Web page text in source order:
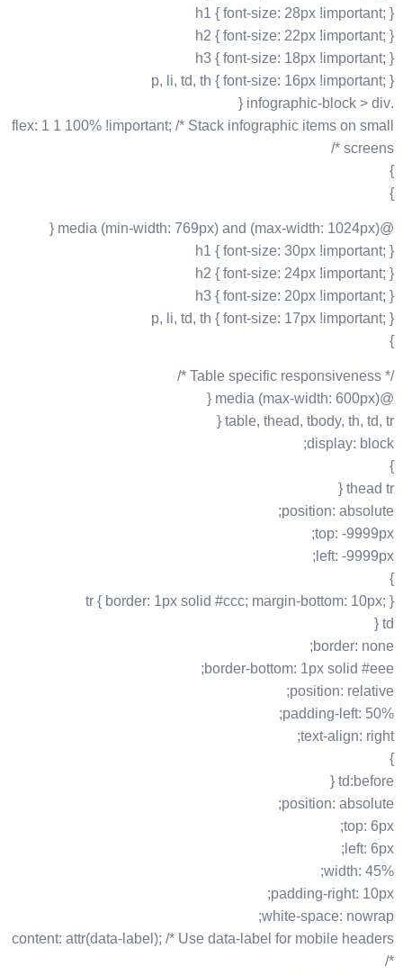
h1 { font-size: 28px !important; }
h2 { font-size: 22px !important; }
h3 { font-size: 18px !important; }
p, li, td, th { font-size: 16px !important; }
.infographic-block > div {
flex: 1 1 100% !important; /* Stack infographic items on small
screens */
}
}
@media (min-width: 769px) and (max-width: 1024px) {
h1 { font-size: 30px !important; }
h2 { font-size: 24px !important; }
h3 { font-size: 20px !important; }
p, li, td, th { font-size: 17px !important; }
}
/* Table specific responsiveness */
@media (max-width: 600px) {
table, thead, tbody, th, td, tr {
display: block;
}
thead tr {
position: absolute;
top: -9999px;
left: -9999px;
}
tr { border: 1px solid #ccc; margin-bottom: 10px; }
td {
border: none;
border-bottom: 1px solid #eee;
position: relative;
padding-left: 50%;
text-align: right;
}
td:before {
position: absolute;
top: 6px;
left: 6px;
width: 45%;
padding-right: 10px;
white-space: nowrap;
content: attr(data-label); /* Use data-label for mobile headers
*/